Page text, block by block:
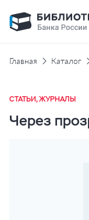
Главная Каталог
СТАТЬИ, ЖУРНАЛЫ
Через